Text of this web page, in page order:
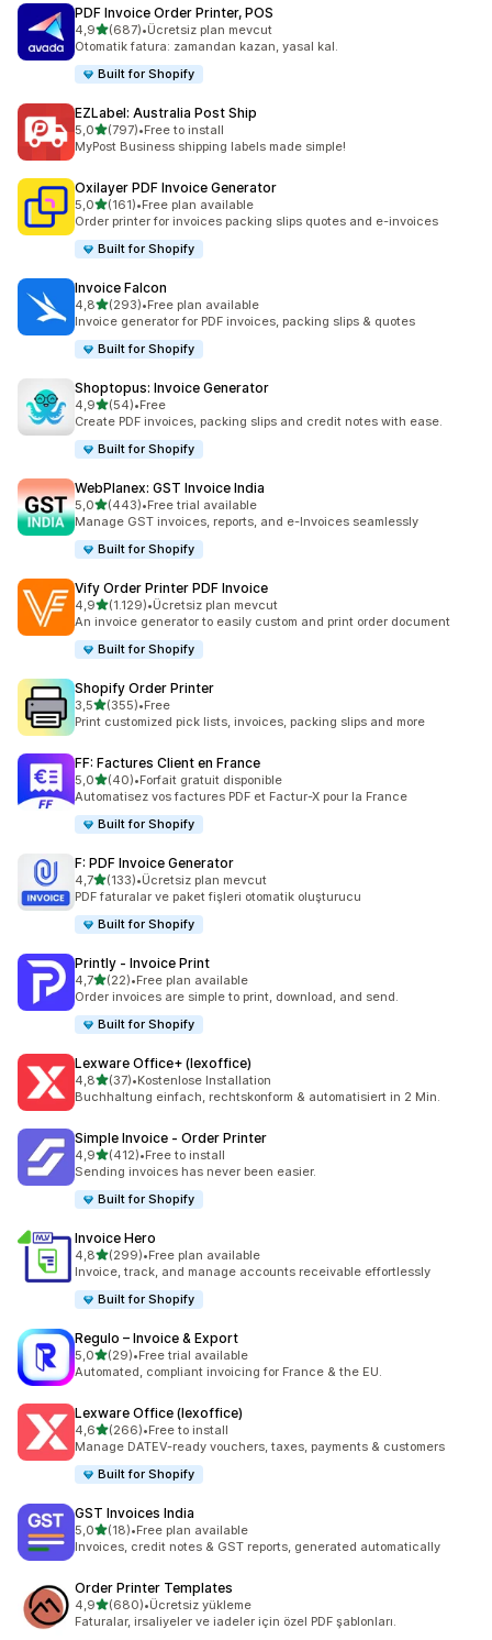
PDF Invoice Order Printer, POS
4,95 yıldız üzerinden
(687)
toplam 687 değerlendirme
•Ücretsiz plan mevcut
Otomatik fatura: zamandan kazan, yasal kal.
Built for Shopify
EZLabel: Australia Post Ship
5,05 yıldız üzerinden
(797)
toplam 797 değerlendirme
•Free to install
MyPost Business shipping labels made simple!
Oxilayer PDF Invoice Generator
5,05 yıldız üzerinden
(161)
toplam 161 değerlendirme
•Free plan available
Order printer for invoices packing slips quotes and e-invoices
Built for Shopify
Invoice Falcon
4,85 yıldız üzerinden
(293)
toplam 293 değerlendirme
•Free plan available
Invoice generator for PDF invoices, packing slips & quotes
Built for Shopify
Shoptopus: Invoice Generator
4,95 yıldız üzerinden
(54)
toplam 54 değerlendirme
•Free
Create PDF invoices, packing slips and credit notes with ease.
Built for Shopify
WebPlanex: GST Invoice India
5,05 yıldız üzerinden
(443)
toplam 443 değerlendirme
•Free trial available
Manage GST invoices, reports, and e-Invoices seamlessly
Built for Shopify
Vify Order Printer PDF Invoice
4,95 yıldız üzerinden
(1.129)
toplam 1129 değerlendirme
•Ücretsiz plan mevcut
An invoice generator to easily custom and print order document
Built for Shopify
Shopify Order Printer
3,55 yıldız üzerinden
(355)
toplam 355 değerlendirme
•Free
Print customized pick lists, invoices, packing slips and more
FF: Factures Client en France
5,05 yıldız üzerinden
(40)
toplam 40 değerlendirme
•Forfait gratuit disponible
Automatisez vos factures PDF et Factur-X pour la France
Built for Shopify
F: PDF Invoice Generator
4,75 yıldız üzerinden
(133)
toplam 133 değerlendirme
•Ücretsiz plan mevcut
PDF faturalar ve paket fişleri otomatik oluşturucu
Built for Shopify
Printly ‑ Invoice Print
4,75 yıldız üzerinden
(22)
toplam 22 değerlendirme
•Free plan available
Order invoices are simple to print, download, and send.
Built for Shopify
Lexware Office+ (lexoffice)
4,85 yıldız üzerinden
(37)
toplam 37 değerlendirme
•Kostenlose Installation
Buchhaltung einfach, rechtskonform & automatisiert in 2 Min.
Simple Invoice ‑ Order Printer
4,95 yıldız üzerinden
(412)
toplam 412 değerlendirme
•Free to install
Sending invoices has never been easier.
Built for Shopify
Invoice Hero
4,85 yıldız üzerinden
(299)
toplam 299 değerlendirme
•Free plan available
Invoice, track, and manage accounts receivable effortlessly
Built for Shopify
Regulo – Invoice & Export
5,05 yıldız üzerinden
(29)
toplam 29 değerlendirme
•Free trial available
Automated, compliant invoicing for France & the EU.
Lexware Office (lexoffice)
4,65 yıldız üzerinden
(266)
toplam 266 değerlendirme
•Free to install
Manage DATEV-ready vouchers, taxes, payments & customers
Built for Shopify
GST Invoices India
5,05 yıldız üzerinden
(18)
toplam 18 değerlendirme
•Free plan available
Invoices, credit notes & GST reports, generated automatically
Order Printer Templates
4,95 yıldız üzerinden
(680)
toplam 680 değerlendirme
•Ücretsiz yükleme
Faturalar, irsaliyeler ve iadeler için özel PDF şablonları.